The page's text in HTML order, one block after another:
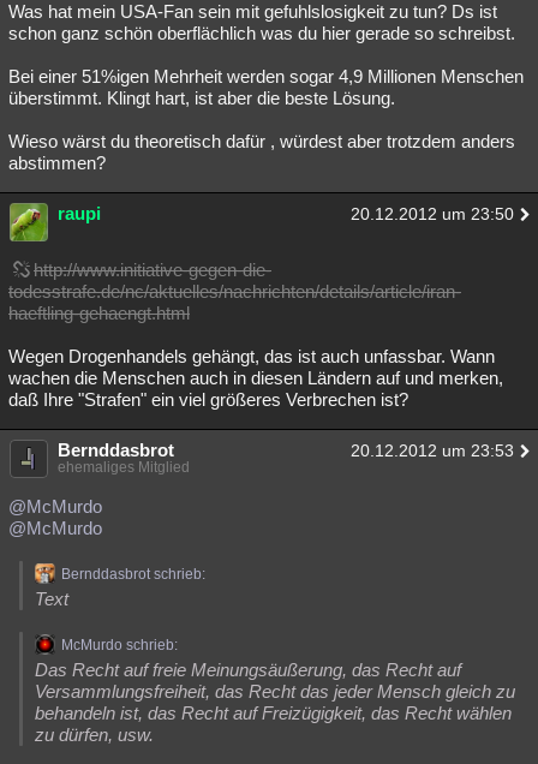
Was hat mein USA-Fan sein mit gefuhlslosigkeit zu tun? Ds ist
schon ganz schön oberflächlich was du hier gerade so schreibst.
Bei einer 51%igen Mehrheit werden sogar 4,9 Millionen Menschen
überstimmt. Klingt hart, ist aber die beste Lösung.
Wieso wärst du theoretisch dafür , würdest aber trotzdem anders
abstimmen?
raupi 20.12.2012 um 23:50
http://www.initiative-gegen-die-
todesstrafe.de/nc/aktuelles/nachrichten/details/article/iran-
haeftling-gehaengt.html
Wegen Drogenhandels gehängt, das ist auch unfassbar. Wann
wachen die Menschen auch in diesen Ländern auf und merken,
daß Ihre "Strafen" ein viel größeres Verbrechen ist?
Bernddasbrot 20.12.2012 um 23:53
ehemaliges Mitglied
@McMurdo
@McMurdo
Bernddasbrot schrieb:
Text
McMurdo schrieb:
Das Recht auf freie Meinungsäußerung, das Recht auf
Versammlungsfreiheit, das Recht das jeder Mensch gleich zu
behandeln ist, das Recht auf Freizügigkeit, das Recht wählen
zu dürfen, usw.